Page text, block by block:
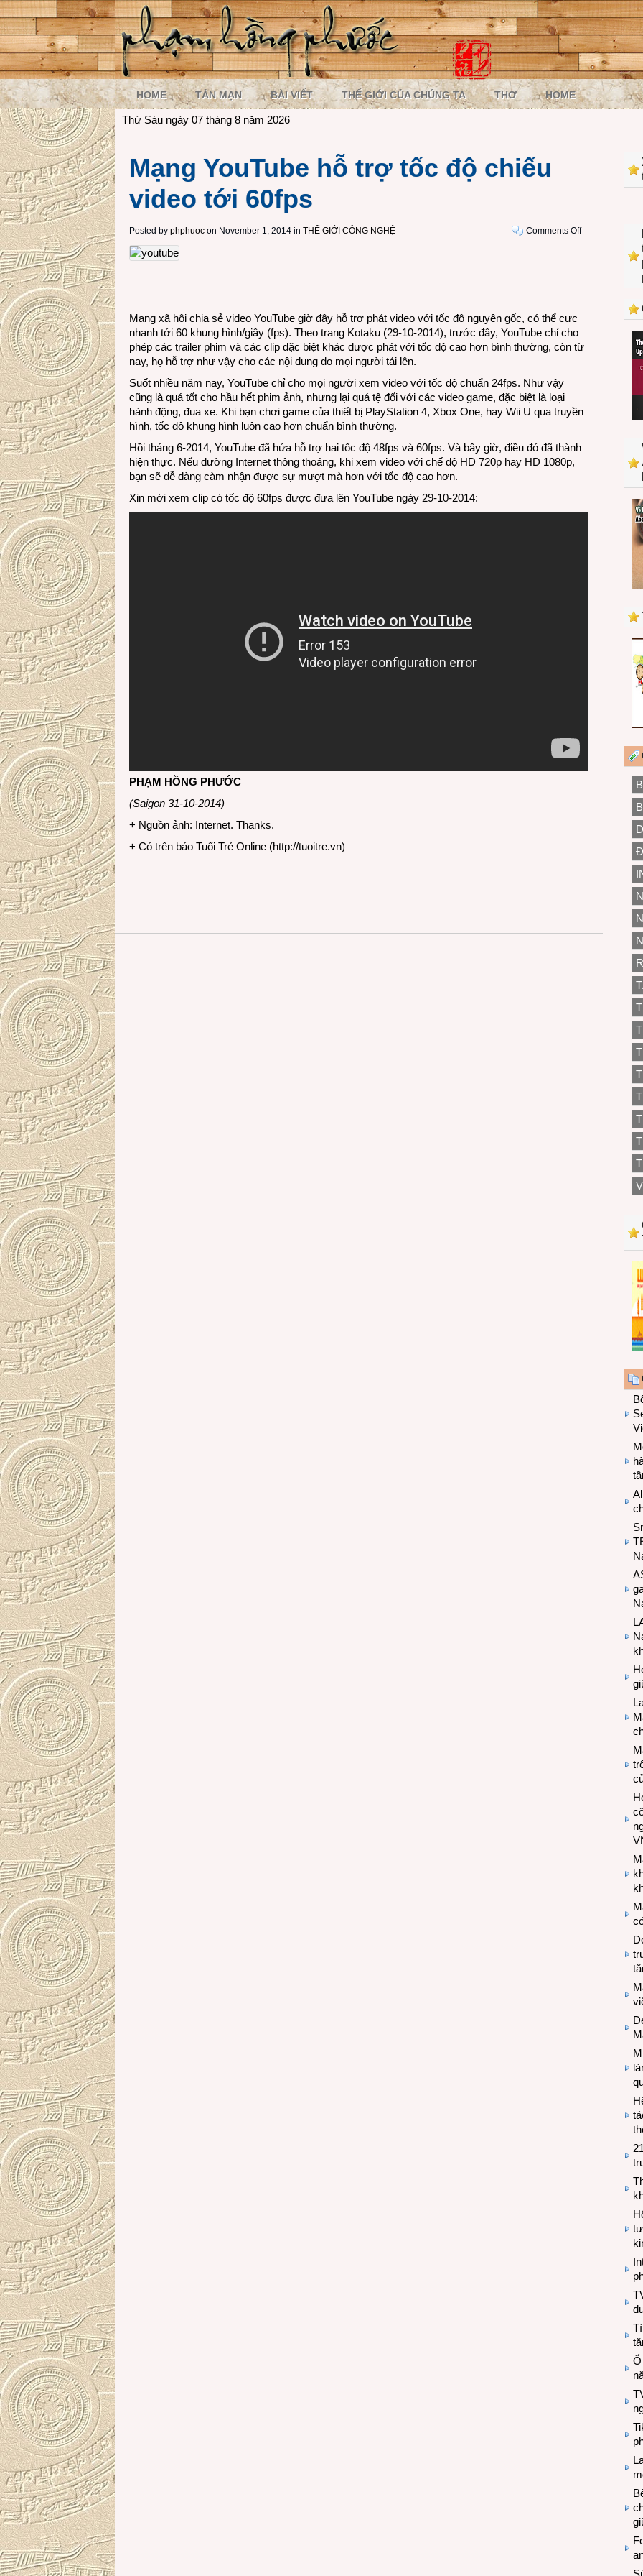
HOME TẢN MẠN BÀI VIẾT THẾ GIỚI CỦA CHÚNG TA THƠ HOME
Thứ Sáu ngày 07 tháng 8 năm 2026
Mạng YouTube hỗ trợ tốc độ chiếu
video tới 60fps
Posted by phphuoc on November 1, 2014 in THẾ GIỚI CÔNG NGHỆ Comments Offon
video
Mạng xã hội chia sẻ video YouTube giờ đây hỗ trợ phát video với tốc độ nguyên gốc, có thể cực
nhanh tới 60 khung hình/giây (fps). Theo trang Kotaku (29-10-2014), trước đây, YouTube chỉ cho
phép các trailer phim và các clip đặc biệt khác được phát với tốc độ cao hơn bình thường, còn từ
nay, họ hỗ trợ như vậy cho các nội dung do mọi người tải lên.
Suốt nhiều năm nay, YouTube chỉ cho mọi người xem video với tốc độ chuẩn 24fps. Như vậy
cũng là quá tốt cho hầu hết phim ảnh, nhưng lại quá tệ đối với các video game, đặc biệt là loại
hành động, đua xe. Khi bạn chơi game của thiết bị PlayStation 4, Xbox One, hay Wii U qua truyền
hình, tốc độ khung hình luôn cao hơn chuẩn bình thường.
Hồi tháng 6-2014, YouTube đã hứa hỗ trợ hai tốc độ 48fps và 60fps. Và bây giờ, điều đó đã thành
hiện thực. Nếu đường Internet thông thoáng, khi xem video với chế độ HD 720p hay HD 1080p,
bạn sẽ dễ dàng càm nhận được sự mượt mà hơn với tốc độ cao hơn.
Xin mời xem clip có tốc độ 60fps được đưa lên YouTube ngày 29-10-2014:
PHẠM HỒNG PHƯỚC
(Saigon 31-10-2014)
+ Nguồn ảnh: Internet. Thanks.
+ Có trên báo Tuổi Trẻ Online (http://tuoitre.vn)